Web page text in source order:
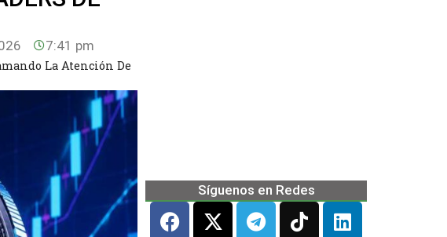
7:41 pm
La Atención De
Síguenos en Redes